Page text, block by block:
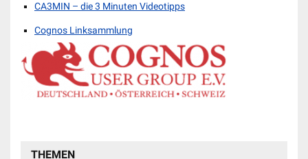
CA3MIN – die 3 Minuten Videotipps
Cognos Linksammlung
THEMEN